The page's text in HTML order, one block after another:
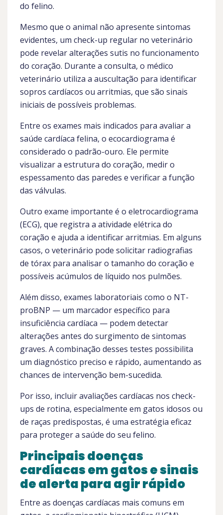
do felino.
Mesmo que o animal não apresente sintomas
evidentes, um check-up regular no veterinário
pode revelar alterações sutis no funcionamento
do coração. Durante a consulta, o médico
veterinário utiliza a auscultação para identificar
sopros cardíacos ou arritmias, que são sinais
iniciais de possíveis problemas.
Entre os exames mais indicados para avaliar a
saúde cardíaca felina, o ecocardiograma é
considerado o padrão-ouro. Ele permite
visualizar a estrutura do coração, medir o
espessamento das paredes e verificar a função
das válvulas.
Outro exame importante é o eletrocardiograma
(ECG), que registra a atividade elétrica do
coração e ajuda a identificar arritmias. Em alguns
casos, o veterinário pode solicitar radiografias
de tórax para analisar o tamanho do coração e
possíveis acúmulos de líquido nos pulmões.
Além disso, exames laboratoriais como o NT-
proBNP — um marcador específico para
insuficiência cardíaca — podem detectar
alterações antes do surgimento de sintomas
graves. A combinação desses testes possibilita
um diagnóstico preciso e rápido, aumentando as
chances de intervenção bem-sucedida.
Por isso, incluir avaliações cardíacas nos check-
ups de rotina, especialmente em gatos idosos ou
de raças predispostas, é uma estratégia eficaz
para proteger a saúde do seu felino.
Principais doenças
cardíacas em gatos e sinais
de alerta para agir rápido
Entre as doenças cardíacas mais comuns em